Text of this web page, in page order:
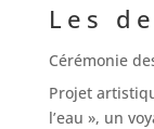
Les
Cérémonie
Projet
l’eau », un